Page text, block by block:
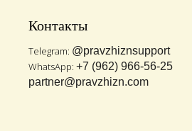
Контакты
Telegram: @pravzhiznsupport
WhatsApp: +7 (962) 966-56-25
partner@pravzhizn.com